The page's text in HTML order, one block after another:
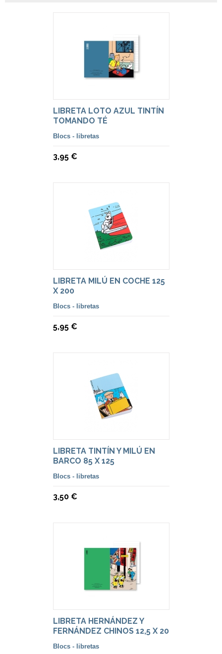
LIBRETA LOTO AZUL TINTÍN
TOMANDO TÉ
Blocs - libretas
3,95 €
LIBRETA MILÚ EN COCHE 125
X 200
Blocs - libretas
5,95 €
LIBRETA TINTÍN Y MILÚ EN
BARCO 85 X 125
Blocs - libretas
3,50 €
LIBRETA HERNÁNDEZ Y
FERNÁNDEZ CHINOS 12,5 X 20
Blocs - libretas